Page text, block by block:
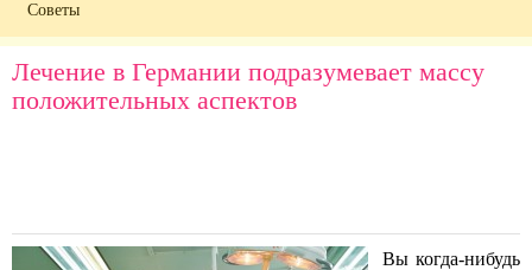
Советы
Лечение в Германии подразумевает массу
положительных аспектов
Вы когда-нибудь